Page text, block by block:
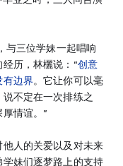
与三位学妹一起唱响
经历，林欐说：“创意
有边界。它让你可以毫
不定在一次排练之
情谊。”
人的关爱以及对未来
妹们逐梦路上的支持